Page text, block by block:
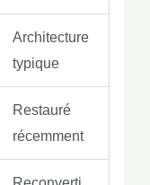
Architecture
typique
Restauré
récemment